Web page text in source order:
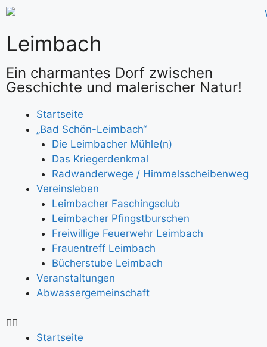
Leimbach
Ein charmantes Dorf zwischen
Geschichte und malerischer Natur!
Startseite
„Bad Schön-Leimbach“
Die Leimbacher Mühle(n)
Das Kriegerdenkmal
Radwanderwege / Himmelsscheibenweg
Vereinsleben
Leimbacher Faschingsclub
Leimbacher Pfingstburschen
Freiwillige Feuerwehr Leimbach
Frauentreff Leimbach
Bücherstube Leimbach
Veranstaltungen
Abwassergemeinschaft
Startseite